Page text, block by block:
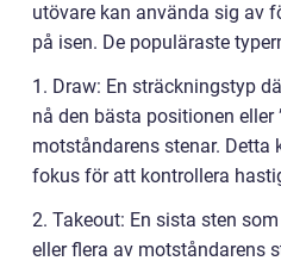
utövare kan använda sig av
på isen. De populäraste
1. Draw: En sträckningstyp
nå den bästa positionen eller
motståndarens stenar. Detta
fokus för att kontrollera
2. Takeout: En sista sten
eller flera av motståndarens